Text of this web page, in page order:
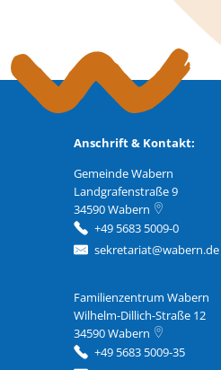
Anschrift & Kontakt:
Gemeinde Wabern
Landgrafenstraße 9
34590Wabern
+49 5683 5009-0
sekretariat@wabern.de
Familienzentrum Wabern
Wilhelm-Dillich-Straße 12
34590Wabern
+49 5683 5009-35